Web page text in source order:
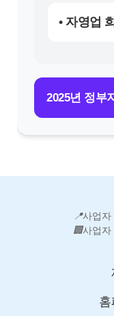
• 자영업
2025년 정부
📍사업자
🏢사업자
홈